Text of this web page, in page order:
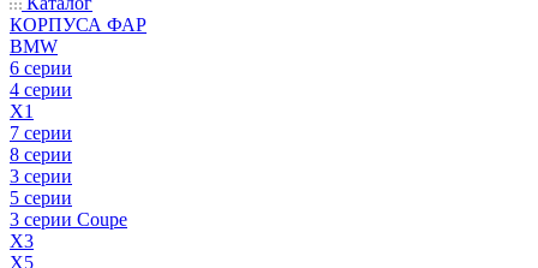
КОРПУСА ФАР
BMW
6 серии
4 серии
X1
7 серии
8 серии
3 серии
5 серии
3 серии Coupe
X3
X5